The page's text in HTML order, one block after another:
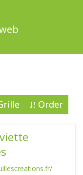
Order